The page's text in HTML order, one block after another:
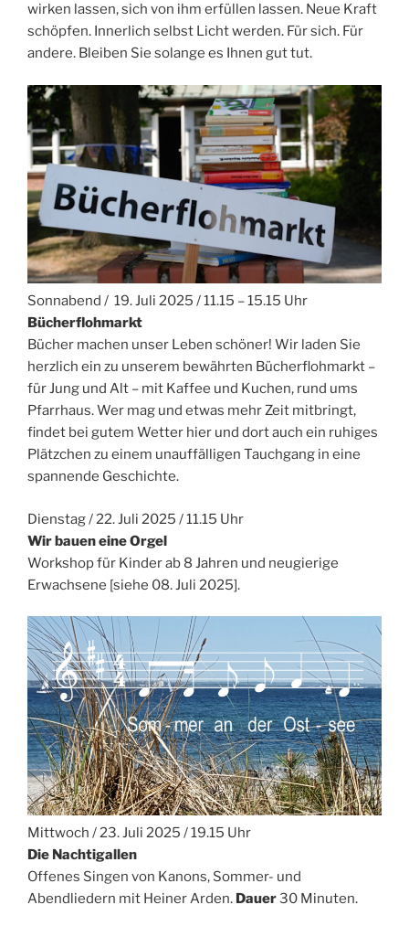
wirken lassen, sich von ihm erfüllen lassen. Neue Kraft
schöpfen. Innerlich selbst Licht werden. Für sich. Für
andere. Bleiben Sie solange es Ihnen gut tut.
Sonnabend / 19. Juli 2025 / 11.15 – 15.15 Uhr
Bücherflohmarkt
Bücher machen unser Leben schöner! Wir laden Sie
herzlich ein zu unserem bewährten Bücherflohmarkt –
für Jung und Alt – mit Kaffee und Kuchen, rund ums
Pfarrhaus. Wer mag und etwas mehr Zeit mitbringt,
findet bei gutem Wetter hier und dort auch ein ruhiges
Plätzchen zu einem unauffälligen Tauchgang in eine
spannende Geschichte.
Dienstag / 22. Juli 2025 / 11.15 Uhr
Wir bauen eine Orgel
Workshop für Kinder ab 8 Jahren und neugierige
Erwachsene [siehe 08. Juli 2025].
Mittwoch / 23. Juli 2025 / 19.15 Uhr
Die Nachtigallen
Offenes Singen von Kanons, Sommer- und
Abendliedern mit Heiner Arden. Dauer30 Minuten.